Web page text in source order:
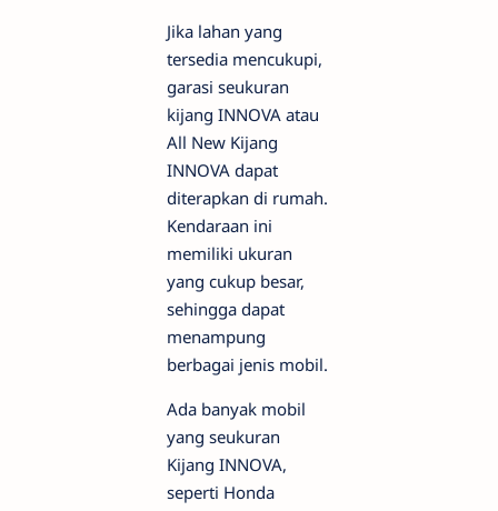
Jika lahan yang
tersedia mencukupi,
garasi seukuran
kijang INNOVA atau
All New Kijang
INNOVA dapat
diterapkan di rumah.
Kendaraan ini
memiliki ukuran
yang cukup besar,
sehingga dapat
menampung
berbagai jenis mobil.
Ada banyak mobil
yang seukuran
Kijang INNOVA,
seperti Honda